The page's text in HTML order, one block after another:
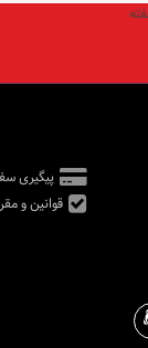
پیگیری
قوانین و